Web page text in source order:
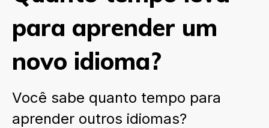
para aprender um
novo idioma?
Você sabe quanto tempo para
aprender outros idiomas?